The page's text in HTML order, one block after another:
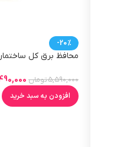
-20%
5,590,000تومان
افزودن به سبد خرید